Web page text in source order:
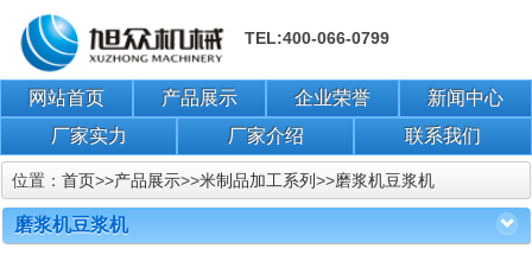
TEL:400-066-0799
网站首页 产品展示 企业荣誉
新闻中心
厂家实力
厂家介绍 联系我们
位置： 首页>>产品展示>>米制品加工系列>>磨浆机豆浆机
磨浆机豆浆机